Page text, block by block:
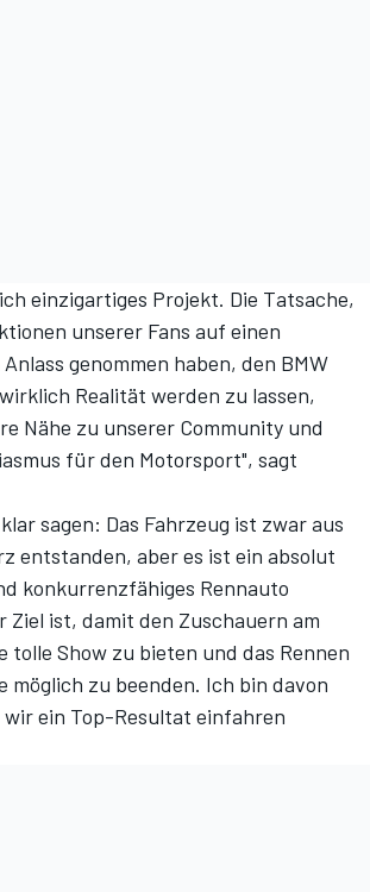
einzigartiges Projekt. Die Tatsache,
unserer Fans auf einen
genommen haben, den BMW
Realität werden zu lassen,
Nähe zu unserer Community und
für den Motorsport", sagt
sagen: Das Fahrzeug ist zwar aus
entstanden, aber es ist ein absolut
konkurrenzfähiges Rennauto
Ziel ist, damit den Zuschauern am
tolle Show zu bieten und das Rennen
möglich zu beenden. Ich bin davon
ein Top-Resultat einfahren